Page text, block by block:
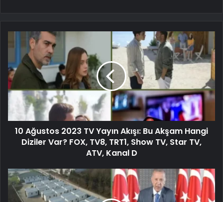
10 Ağustos 2023 TV Yayın Akışı: Bu Akşam Hangi
Diziler Var? FOX, TV8, TRT1, Show TV, Star TV,
ATV, Kanal D